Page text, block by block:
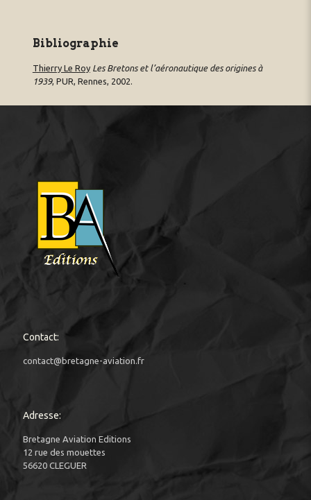
Bibliographie
Thierry Le Roy Les Bretons et l’aéronautique des origines à
1939, PUR, Rennes, 2002.
Contact:
contact@bretagne-aviation.fr
Adresse:
Bretagne Aviation Editions
12 rue des mouettes
56620 CLEGUER